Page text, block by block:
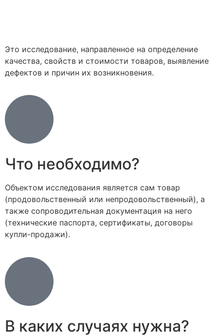
Это исследование, направленное на определение
качества, свойств и стоимости товаров, выявление
дефектов и причин их возникновения.
Что необходимо?
Объектом исследования является сам товар
(продовольственный или непродовольственный), а
также сопроводительная документация на него
(технические паспорта, сертификаты, договоры
купли-продажи).
В каких случаях нужна?